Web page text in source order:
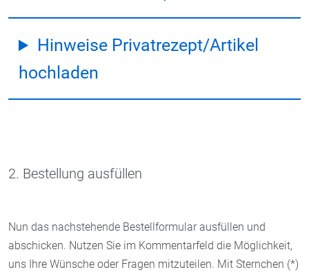
Hinweise Privatrezept/Artikel
hochladen
2. Bestellung ausfüllen
Nun das nachstehende Bestellformular ausfüllen und
abschicken. Nutzen Sie im Kommentarfeld die Möglichkeit,
uns Ihre Wünsche oder Fragen mitzuteilen. Mit Sternchen (*)